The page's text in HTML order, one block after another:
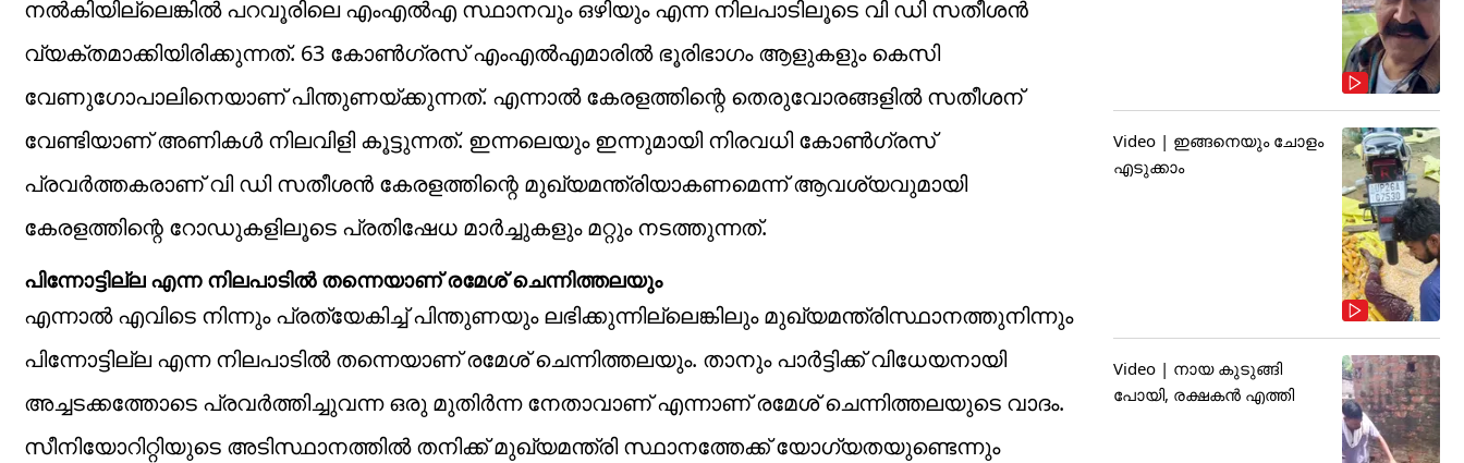
നൽകിയില്ലെങ്കിൽ പറവൂരിലെ എംഎൽഎ സ്ഥാനവും ഒഴിയും എന്ന നിലപാടിലൂടെ വി ഡി സതീശൻ
വ്യക്തമാക്കിയിരിക്കുന്നത്. 63 കോൺഗ്രസ് എംഎൽഎമാരിൽ ഭൂരിഭാഗം ആളുകളും കെസി
വേണുഗോപാലിനെയാണ് പിന്തുണയ്ക്കുന്നത്. എന്നാൽ കേരളത്തിന്റെ തെരുവോരങ്ങളിൽ സതീശന്
വേണ്ടിയാണ് അണികൾ നിലവിളി കൂട്ടുന്നത്. ഇന്നലെയും ഇന്നുമായി നിരവധി കോൺഗ്രസ്
പ്രവർത്തകരാണ് വി ഡി സതീശൻ കേരളത്തിന്റെ മുഖ്യമന്ത്രിയാകണമെന്ന് ആവശ്യവുമായി
കേരളത്തിന്റെ റോഡുകളിലൂടെ പ്രതിഷേധ മാർച്ചുകളും മറ്റും നടത്തുന്നത്.
പിന്നോട്ടില്ല എന്ന നിലപാടിൽ തന്നെയാണ് രമേശ് ചെന്നിത്തലയും
എന്നാൽ എവിടെ നിന്നും പ്രത്യേകിച്ച് പിന്തുണയും ലഭിക്കുന്നില്ലെങ്കിലും മുഖ്യമന്ത്രിസ്ഥാനത്തുനിന്നും
പിന്നോട്ടില്ല എന്ന നിലപാടിൽ തന്നെയാണ് രമേശ് ചെന്നിത്തലയും. താനും പാർട്ടിക്ക് വിധേയനായി
അച്ചടക്കത്തോടെ പ്രവർത്തിച്ചുവന്ന ഒരു മുതിർന്ന നേതാവാണ് എന്നാണ് രമേശ് ചെന്നിത്തലയുടെ വാദം.
സീനിയോറിറ്റിയുടെ അടിസ്ഥാനത്തിൽ തനിക്ക് മുഖ്യമന്ത്രി സ്ഥാനത്തേക്ക് യോഗ്യതയുണ്ടെന്നും
Video | ഇങ്ങനെയും ചോളം
എടുക്കാം
Video | നായ കുടുങ്ങി
പോയി, രക്ഷകൻ എത്തി